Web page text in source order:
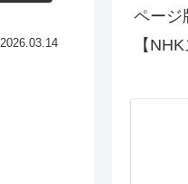
2026.03.14
ページ
【